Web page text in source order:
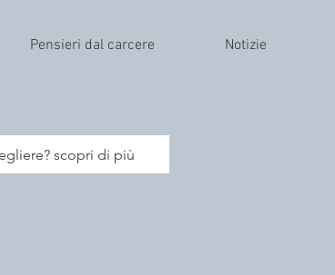
Pensieri dal carcere Notizie
scopri di più